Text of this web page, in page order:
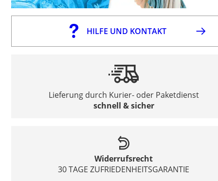
HILFE UND KONTAKT
Lieferung durch Kurier- oder Paketdienst
schnell & sicher
Widerrufsrecht
30 TAGE ZUFRIEDENHEITSGARANTIE